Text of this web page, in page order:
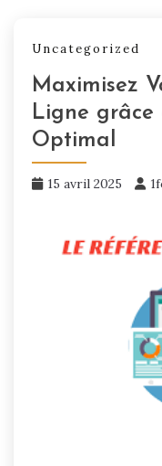
Uncategorized
Maximisez
Ligne grâce
Optimal
15 avril 2025